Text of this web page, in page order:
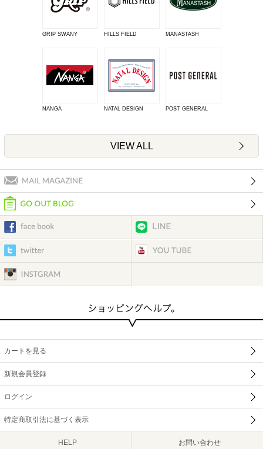
GRIP SWANY HILLS FIELD MANASTASH
NANGA NATAL DESIGN POST GENERAL
VIEW ALL
カートを見る
新規会員登録
ログイン
特定商取引法に基づく表示
HELP お問い合わせ